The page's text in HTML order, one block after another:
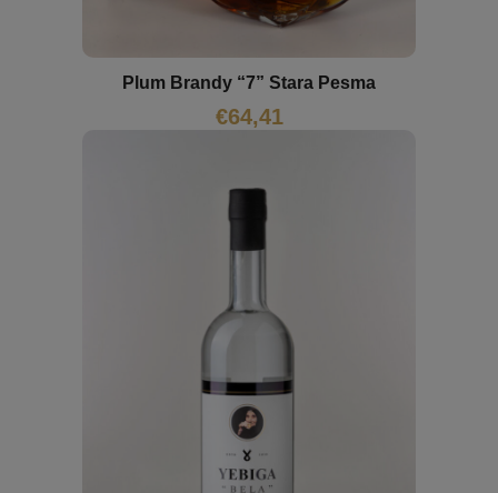
Plum Brandy “7” Stara Pesma
€64,41